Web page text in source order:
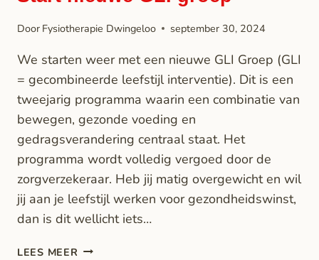
Door Fysiotherapie Dwingeloo september 30, 2024
We starten weer met een nieuwe GLI Groep (GLI
= gecombineerde leefstijl interventie). Dit is een
tweejarig programma waarin een combinatie van
bewegen, gezonde voeding en
gedragsverandering centraal staat. Het
programma wordt volledig vergoed door de
zorgverzekeraar. Heb jij matig overgewicht en wil
jij aan je leefstijl werken voor gezondheidswinst,
dan is dit wellicht iets…
LEES MEER